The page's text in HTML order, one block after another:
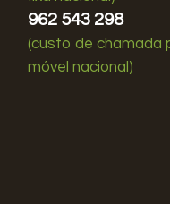
962 543 298
(custo de chamada
móvel nacional)